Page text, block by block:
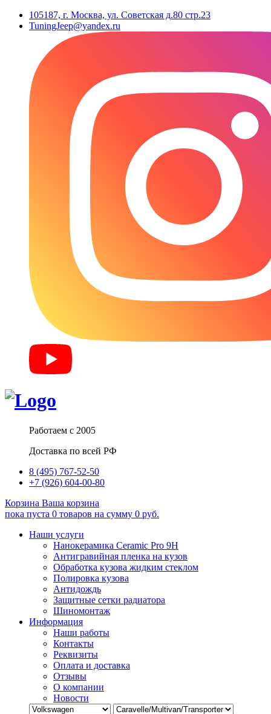
105187, г. Москва, ул. Советская д.80 стр.23
TuningJeep@yandex.ru
Работаем с 2005
Доставка по всей РФ
8 (495) 767-52-50
+7 (926) 604-00-80
Корзина Ваша корзина
пока пуста 0 товаров на сумму 0 руб.
Наши услуги
Нанокерамика Ceramic Pro 9H
Антигравийная пленка на кузов
Обработка кузова жидким стеклом
Полировка кузова
Антидождь
Защитные сетки радиатора
Шиномонтаж
Информация
Наши работы
Контакты
Реквизиты
Оплата и доставка
Отзывы
О компании
Новости